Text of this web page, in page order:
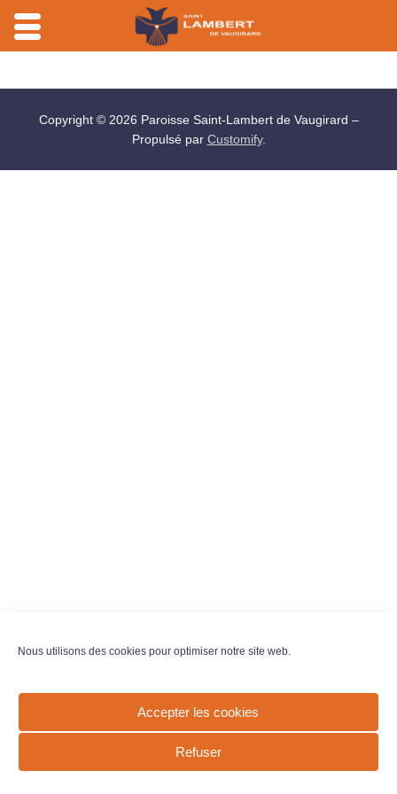
Nous utilisons des cookies pour optimiser notre site web.
Accepter les cookies
Refuser
Copyright © 2026 Paroisse Saint-Lambert de Vaugirard –
Propulsé par Customify.